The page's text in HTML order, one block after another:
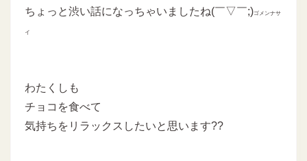
ちょっと渋い話になっちゃいましたね(￣▽￣;)ゴメンナサ
イ
わたくしも
チョコを食べて
気持ちをリラックスしたいと思います??